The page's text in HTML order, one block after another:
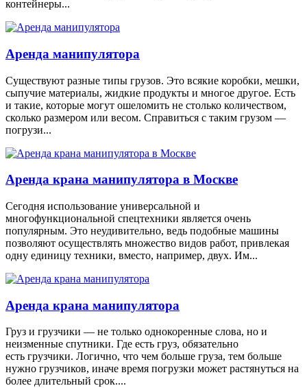
контейнеры...
Аренда манипулятора
Существуют разные типы грузов. Это всякие коробки, мешки,
сыпучие материалы, жидкие продукты и многое другое. Есть
и такие, которые могут ошеломить не столько количеством,
сколько размером или весом. Справиться с таким грузом —
погрузи...
Аренда крана манипулятора в Москве
Сегодня использование универсальной и
многофункциональной спецтехники является очень
популярным. Это неудивительно, ведь подобные машины
позволяют осуществлять множество видов работ, привлекая
одну единицу техники, вместо, например, двух. Им...
Аренда крана манипулятора
Груз и грузчики — не только однокоренные слова, но и
неизменные спутники. Где есть груз, обязательно
есть грузчики. Логично, что чем больше груза, тем больше
нужно грузчиков, иначе время погрузки может растянуться на
более длительный срок....